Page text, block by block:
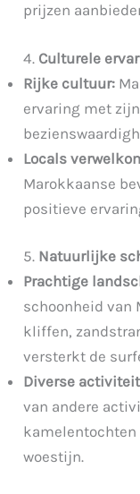
prijzen
4. Culturele
Rijke cultuur:
ervaring met
Locals
Marokkaanse
positieve
5. Natuurlijke
Prachtige
schoonheid van
kliffen,
versterkt de
Diverse
van andere
kamelentochten
woestijn.